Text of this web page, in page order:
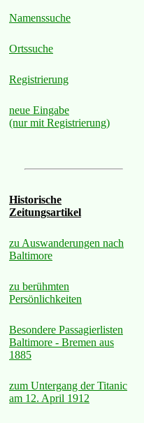
Namenssuche
Ortssuche
Registrierung
neue Eingabe
(nur mit Registrierung)
Historische
Zeitungsartikel
zu Auswanderungen nach
Baltimore
zu berühmten
Persönlichkeiten
Besondere Passagierlisten
Baltimore - Bremen aus
1885
zum Untergang der Titanic
am 12. April 1912